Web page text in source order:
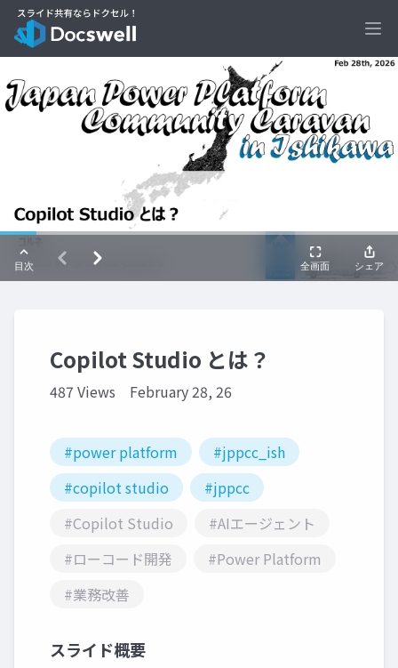
Copilot Studio とは？
487 Views February 28, 26
#power platform
#jppcc_ish
#copilot studio
#jppcc
#Copilot Studio
#AIエージェント
#ローコード開発
#Power Platform
#業務改善
スライド概要